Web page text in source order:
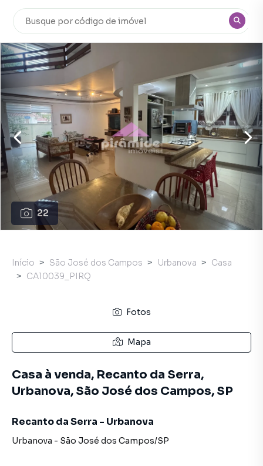
22
Início São José dos Campos Urbanova
Casa
CA10039_PIRQ
Fotos
Mapa
Casa à venda, Recanto da Serra,
Urbanova, São José dos Campos, SP
Recanto da Serra - Urbanova
Urbanova - São José dos Campos/SP